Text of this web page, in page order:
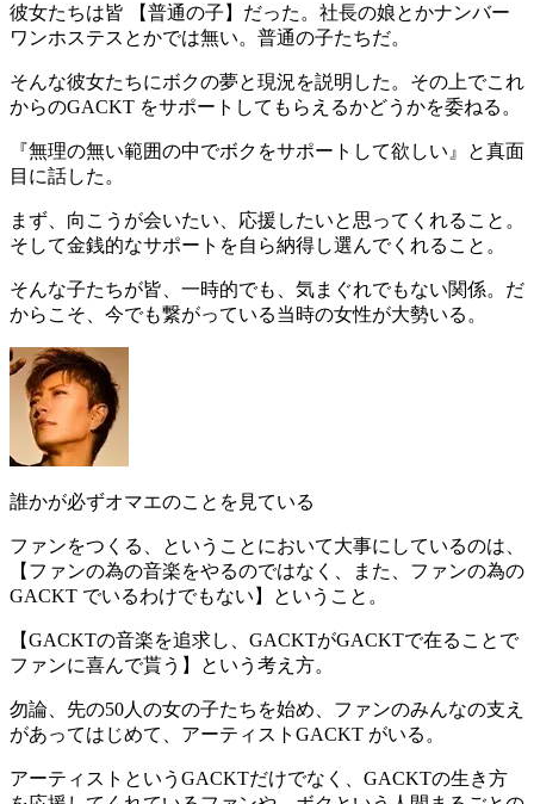
彼女たちは皆 【普通の子 】だった。社長の娘とかナンバー
ワンホステスとかでは無い。普通の子たちだ。
そんな彼女たちにボクの夢と現況を説明した。その上でこれ
からのGACKT をサポートしてもらえるかどうかを委ねる。
『無理の無い範囲の中でボクをサポートして欲しい 』と真面
目に話した。
まず、向こうが会いたい、応援したいと思ってくれること。
そして金銭的なサポートを自ら納得し選んでくれること。
そんな子たちが皆、一時的でも、気まぐれでもない関係。だ
からこそ、今でも繋がっている当時の女性が大勢いる。
誰かが必ずオマエのことを見ている
ファンをつくる、ということにおいて大事にしているのは、
【ファンの為の音楽をやるのではなく、また、 ファンの為の
GACKT でいるわけでもない 】ということ。
【GACKTの音楽を追求し、GACKTがGACKTで在ることで
ファンに喜んで貰う】という考え方。
勿論、先の50人の女の子たちを始め、ファンのみんなの支え
があってはじめて、アーティストGACKT がいる。
アーティストというGACKTだけでなく、GACKTの生き方